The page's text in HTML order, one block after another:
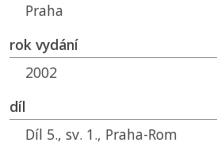
Praha
rok vydání
2002
díl
Díl 5., sv. 1., Praha-Rom